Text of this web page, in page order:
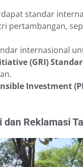
standar
pertambangan,
internasional
(GRI)
Investment
Reklamasi